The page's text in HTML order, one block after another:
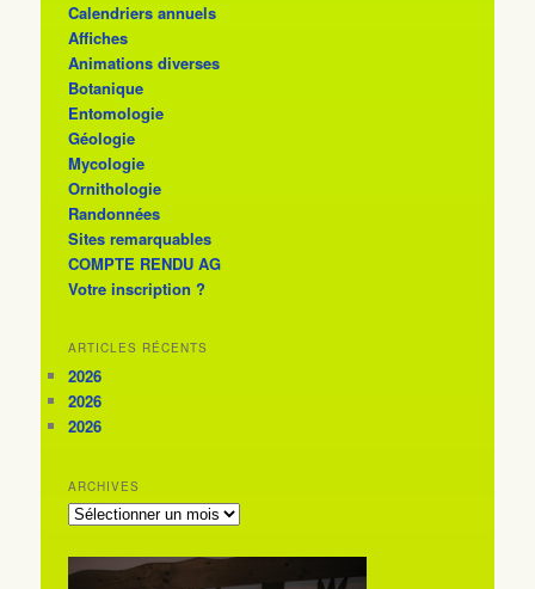
Calendriers annuels
Affiches
Animations diverses
Botanique
Entomologie
Géologie
Mycologie
Ornithologie
Randonnées
Sites remarquables
COMPTE RENDU AG
Votre inscription ?
ARTICLES RÉCENTS
2026
2026
2026
ARCHIVES
ARCHIVES